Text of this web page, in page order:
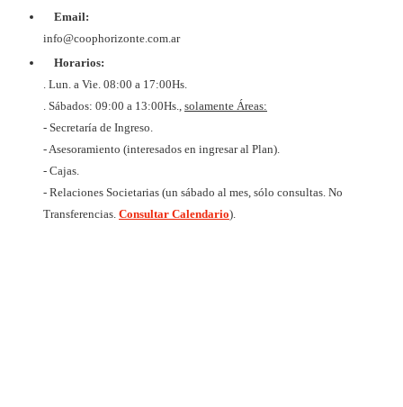
Email:
info@coophorizonte.com.ar
Horarios:
. Lun. a Vie. 08:00 a 17:00Hs.
. Sábados: 09:00 a 13:00Hs., solamente Áreas:
- Secretaría de Ingreso.
- Asesoramiento (interesados en ingresar al Plan).
- Cajas.
- Relaciones Societarias (un sábado al mes, sólo consultas. No
Transferencias. Consultar Calendario).